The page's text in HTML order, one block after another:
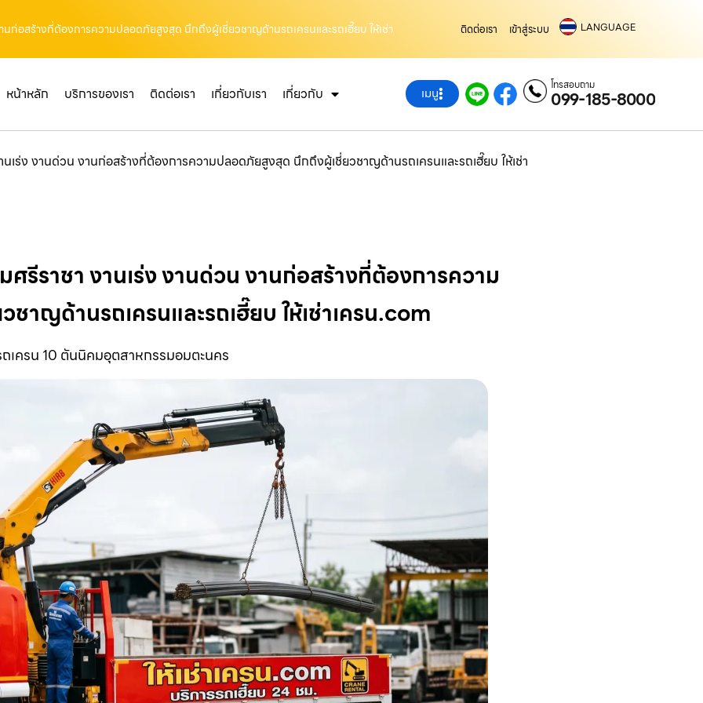
ก่อสร้างที่ต้องการความปลอดภัยสูงสุด นึกถึงผู้เชี่ยวชาญด้านรถเครนและรถเฮี๊ยบ ให้เช่า ติดต่อเรา เข้าสู่ระบบ LANGUAGE
หน้าหลัก บริการของเรา ติดต่อเรา เกี่ยวกับเรา เกี่ยวกับ เมนู โทรสอบถาม
099-185-8000
เร่ง งานด่วน งานก่อสร้างที่ต้องการความปลอดภัยสูงสุด นึกถึงผู้เชี่ยวชาญด้านรถเครนและรถเฮี๊ยบ ให้เช่า
รีราชา งานเร่ง งานด่วน งานก่อสร้างที่ต้องการความ
าญด้านรถเครนและรถเฮี๊ยบ ให้เช่าเครน.com
ถเครน 10 ตันนิคมอุตสาหกรรมอมตะนคร